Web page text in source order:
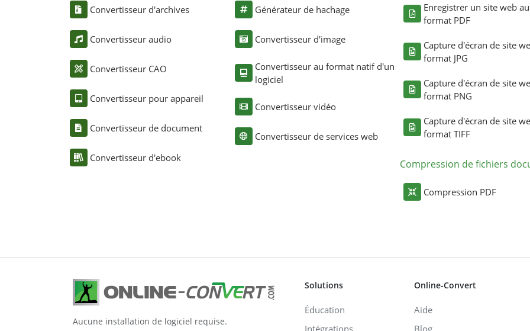
Convertisseur d'archives
Convertisseur audio
Convertisseur CAO
Convertisseur pour appareil
Convertisseur de document
Convertisseur d'ebook
Générateur de hachage
Convertisseur d'image
Convertisseur au format natif d'un
logiciel
Convertisseur vidéo
Convertisseur de services web
Enregistrer un site web au
format PDF
Capture d'écran de site
format JPG
Capture d'écran de site
format PNG
Capture d'écran de site
format TIFF
Compression de fichiers
Compression PDF
Aucune installation de logiciel requise.
Solutions
Éducation
Intégrations
Online-Convert
Aide
Blog